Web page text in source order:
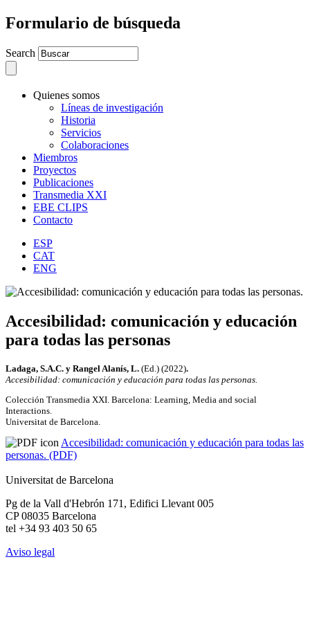
Formulario de búsqueda
Search
Quienes somos
Líneas de investigación
Historia
Servicios
Colaboraciones
Miembros
Proyectos
Publicaciones
Transmedia XXI
EBE CLIPS
Contacto
ESP
CAT
ENG
Accesibilidad: comunicación y educación
para todas las personas
Ladaga, S.A.C. y Rangel Alanís, L. (Ed.) (2022).
Accesibilidad: comunicación y educación para todas las personas.
Colección Transmedia XXI. Barcelona: Learning, Media and social
Interactions.
Universitat de Barcelona.
Accesibilidad: comunicación y educación para todas las
personas. (PDF)
Universitat de Barcelona
Pg de la Vall d'Hebrón 171, Edifici Llevant 005
CP 08035 Barcelona
tel +34 93 403 50 65
Aviso legal